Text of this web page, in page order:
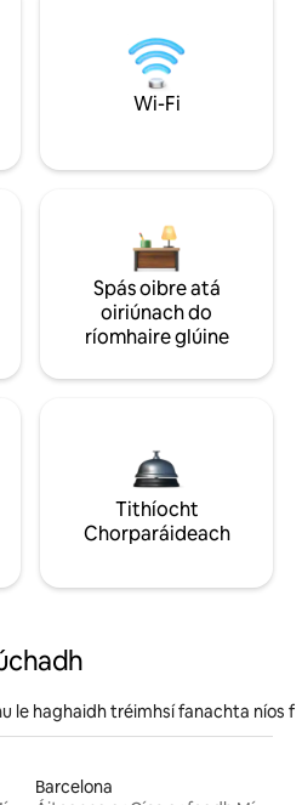
Wi-Fi
Spás oibre atá
oiriúnach do
ríomhaire glúine
Tithíocht
Chorparáideach
le haghaidh tréimhsí fanachta níos
Barcelona